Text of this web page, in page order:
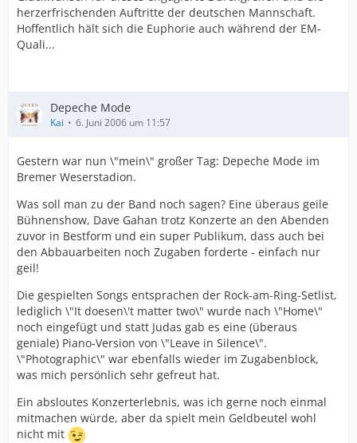
herzerfrischenden Auftritte der deutschen Mannschaft.
Hoffentlich hält sich die Euphorie auch während der EM-
Quali...
Depeche Mode
Kai 6. Juni 2006 um 11:57
Gestern war nun \"mein\" großer Tag: Depeche Mode im
Bremer Weserstadion.
Was soll man zu der Band noch sagen? Eine überaus geile
Bühnenshow, Dave Gahan trotz Konzerte an den Abenden
zuvor in Bestform und ein super Publikum, dass auch bei
den Abbauarbeiten noch Zugaben forderte - einfach nur
geil!
Die gespielten Songs entsprachen der Rock-am-Ring-Setlist,
lediglich \"It doesen\'t matter two\" wurde nach \"Home\"
noch eingefügt und statt Judas gab es eine (überaus
geniale) Piano-Version von \"Leave in Silence\".
\"Photographic\" war ebenfalls wieder im Zugabenblock,
was mich persönlich sehr gefreut hat.
Ein absloutes Konzerterlebnis, was ich gerne noch einmal
mitmachen würde, aber da spielt mein Geldbeutel wohl
nicht mit